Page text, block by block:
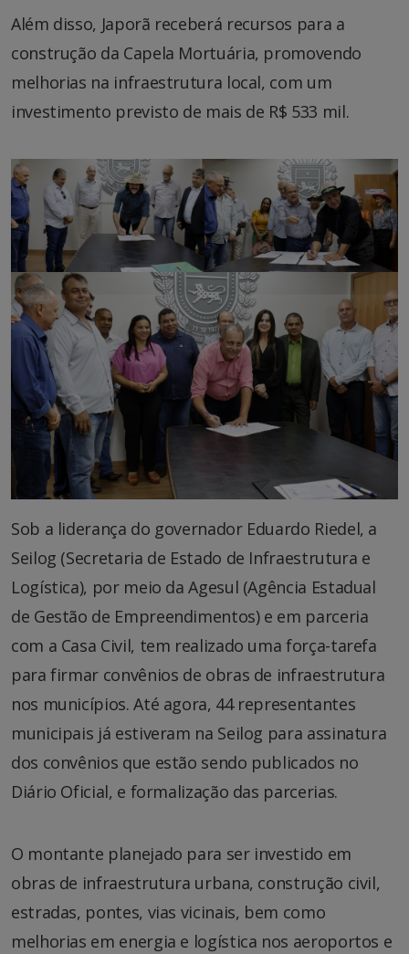
Além disso, Japorã receberá recursos para a
construção da Capela Mortuária, promovendo
melhorias na infraestrutura local, com um
investimento previsto de mais de R$ 533 mil.
Sob a liderança do governador Eduardo Riedel, a
Seilog (Secretaria de Estado de Infraestrutura e
Logística), por meio da Agesul (Agência Estadual
de Gestão de Empreendimentos) e em parceria
com a Casa Civil, tem realizado uma força-tarefa
para firmar convênios de obras de infraestrutura
nos municípios. Até agora, 44 representantes
municipais já estiveram na Seilog para assinatura
dos convênios que estão sendo publicados no
Diário Oficial, e formalização das parcerias.
O montante planejado para ser investido em
obras de infraestrutura urbana, construção civil,
estradas, pontes, vias vicinais, bem como
melhorias em energia e logística nos aeroportos e